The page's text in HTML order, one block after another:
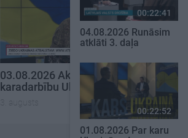
03.08.2026 Aktuālais par
karadarbību Ukrainā 1. daļa
3. augusts
00:22:41
04.08.2026 Runāsim
atklāti 3. daļa
00:22:52
01.08.2026 Par karu